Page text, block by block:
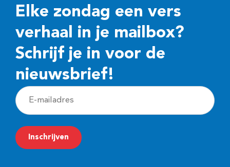
Elke zondag een vers
verhaal in je mailbox?
Schrijf je in voor de
nieuwsbrief!
E
-
m
a
Inschrijven